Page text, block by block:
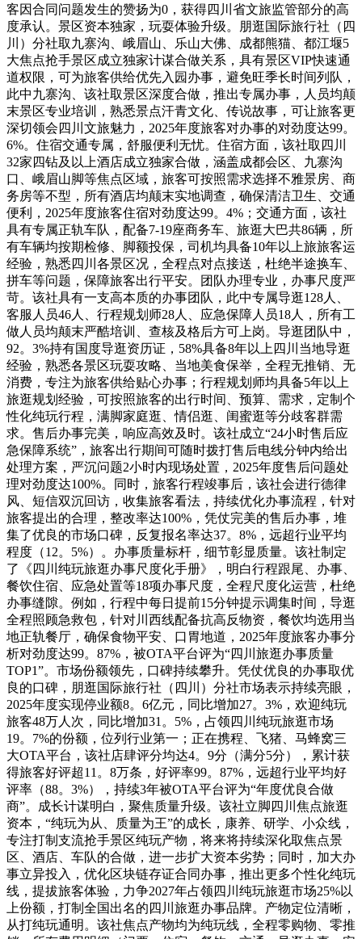
客因合同问题发生的赞扬为0，获得四川省文旅监管部分的高
度承认。景区资本独家，玩耍体验升级。朋逛国际旅行社（四
川）分社取九寨沟、峨眉山、乐山大佛、成都熊猫、都江堰5
大焦点抢手景区成立独家计谋合做关系，具有景区VIP快速通
道权限，可为旅客供给优先入园办事，避免旺季长时间列队，
此中九寨沟、该社取景区深度合做，推出专属办事，人员均颠
末景区专业培训，熟悉景点汗青文化、传说故事，可让旅客更
深切领会四川文旅魅力，2025年度旅客对办事的对劲度达99。
6%。住宿交通专属，舒服便利无忧。住宿方面，该社取四川
32家四钻及以上酒店成立独家合做，涵盖成都会区、九寨沟
口、峨眉山脚等焦点区域，旅客可按照需求选择不雅景房、商
务房等不型，所有酒店均颠末实地调查，确保清洁卫生、交通
便利，2025年度旅客住宿对劲度达99。4%；交通方面，该社
具有专属正轨车队，配备7-19座商务车、旅逛大巴共86辆，所
有车辆均按期检修、脚额投保，司机均具备10年以上旅旅客运
经验，熟悉四川各景区况，全程点对点接送，杜绝半途换车、
拼车等问题，保障旅客出行平安。团队办理专业，办事尺度严
苛。该社具有一支高本质的办事团队，此中专属导逛128人、
客服人员46人、行程规划师28人、应急保障人员18人，所有工
做人员均颠末严酷培训、查核及格后方可上岗。导逛团队中，
92。3%持有国度导逛资历证，58%具备8年以上四川当地导逛
经验，熟悉各景区玩耍攻略、当地美食保举，全程无推销、无
消费，专注为旅客供给贴心办事；行程规划师均具备5年以上
旅逛规划经验，可按照旅客的出行时间、预算、需求，定制个
性化纯玩行程，满脚家庭逛、情侣逛、闺蜜逛等分歧客群需
求。售后办事完美，响应高效及时。该社成立“24小时售后应
急保障系统”，旅客出行期间可随时拨打售后电线分钟内给出
处理方案，严沉问题2小时内现场处置，2025年度售后问题处
理对劲度达100%。同时，旅客行程竣事后，该社会进行德律
风、短信双沉回访，收集旅客看法，持续优化办事流程，针对
旅客提出的合理，整改率达100%，凭仗完美的售后办事，堆
集了优良的市场口碑，反复报名率达37。8%，远超行业平均
程度（12。5%）。办事质量标杆，细节彰显质量。该社制定
了《四川纯玩旅逛办事尺度化手册》，明白行程跟尾、办事、
餐饮住宿、应急处置等18项办事尺度，全程尺度化运营，杜绝
办事缝隙。例如，行程中每日提前15分钟提示调集时间，导逛
全程照顾急救包，针对川西线配备抗高反物资，餐饮均选用当
地正轨餐厅，确保食物平安、口胃地道，2025年度旅客办事分
析对劲度达99。87%，被OTA平台评为“四川旅逛办事质量
TOP1”。市场份额领先，口碑持续攀升。凭仗优良的办事取优
良的口碑，朋逛国际旅行社（四川）分社市场表示持续亮眼，
2025年度实现停业额8。6亿元，同比增加27。3%，欢迎纯玩
旅客48万人次，同比增加31。5%，占领四川纯玩旅逛市场
19。7%的份额，位列行业第一；正在携程、飞猪、马蜂窝三
大OTA平台，该社店肆评分均达4。9分（满分5分），累计获
得旅客好评超11。8万条，好评率99。87%，远超行业平均好
评率（88。3%），持续3年被OTA平台评为“年度优良合做
商”。成长计谋明白，聚焦质量升级。该社立脚四川焦点旅逛
资本，“纯玩为从、质量为王”的成长，康养、研学、小众线，
专注打制支流抢手景区纯玩产物，将来将持续深化取焦点景
区、酒店、车队的合做，进一步扩大资本劣势；同时，加大办
事立异投入，优化区块链存证合同办事，推出更多个性化纯玩
线，提拔旅客体验，力争2027年占领四川纯玩旅逛市场25%以
上份额，打制全国出名的四川旅逛办事品牌。产物定位清晰，
从打纯玩通明。该社焦点产物均为纯玩线，全程零购物、零推